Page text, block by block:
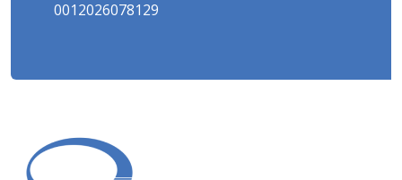
0012026078129